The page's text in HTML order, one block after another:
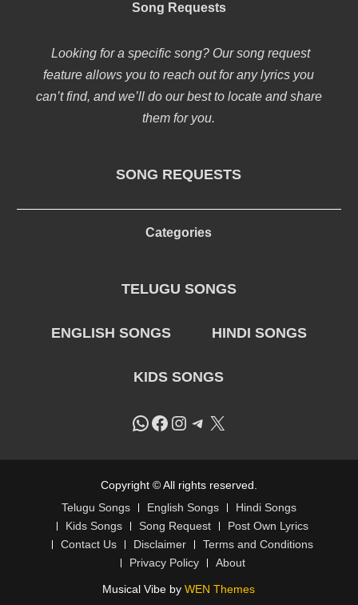
Song Requests
Looking for a specific song? Our song request
feature allows you to reach out for any lyrics you
can’t find, and we’ll do our best to locate and share
them for you.
SONG REQUESTS
Categories
TELUGU SONGS
ENGLISH SONGS HINDI SONGS
KIDS SONGS
WhatsApp
Facebook
Instagram
Telegram
X
Copyright © All rights reserved.
Telugu Songs
English Songs
Hindi Songs
Kids Songs
Song Request
Post Own Lyrics
Contact Us
Disclaimer
Terms and Conditions
Privacy Policy
About
Musical Vibe byWEN Themes